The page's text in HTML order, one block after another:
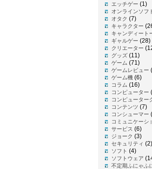
エッチゲー (1)
オンラインソフ
オタク (7)
キャラクター
キャンディート
ギャルゲー (28)
クリエーター
グッズ (11)
ゲーム (71)
ゲームレビュー
ゲーム機 (6)
コラム (16)
コンピューター
コンピューター
コンテンツ (7)
コンシューマー
コミュニケーシ
サービス (6)
ジョーク (3)
セキュリティ (2)
ソフト (4)
ソフトウェア
不定期ふにゃふ